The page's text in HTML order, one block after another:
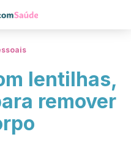
lentilhas,
remover